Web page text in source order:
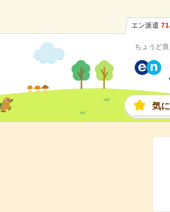
エン派遣
ちょうど
気